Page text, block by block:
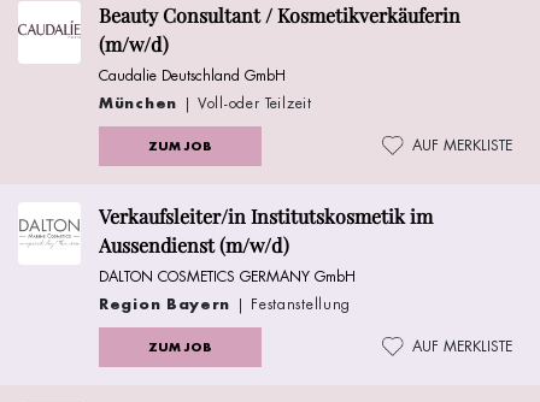
Beauty Consultant / Kosmetikverkäuferin
(m/w/d)
Caudalie Deutschland GmbH
München | Voll-oder Teilzeit
ZUM JOB AUF MERKLISTE
Verkaufsleiter/in Institutskosmetik im
Aussendienst (m/w/d)
DALTON COSMETICS GERMANY GmbH
Region Bayern | Festanstellung
ZUM JOB AUF MERKLISTE